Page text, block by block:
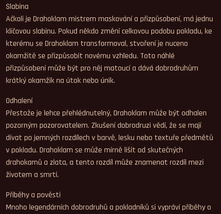
Slabina
Ačkoli je Drahoklam mistrem maskování a přizpůsobení, má jednu
klíčovou slabinu. Pokud někdo změní celkovou podobu pokladu, ke
kterému se Drahoklam transformoval, stvoření je nuceno
okamžitě se přizpůsobit novému vzhledu. Toto náhlé
přizpůsobení může být pro něj matoucí a dává dobrodruhům
krátký okamžik na útok nebo únik.
Odhalení
Přestože je lehce přehlédnutelný, Drahoklam může být odhalen
pozorným pozorovatelem. Zkušení dobrodruzi vědí, že se mají
dívat po jemných rozdílech v barvě, lesku nebo textuře předmětů
v pokladu. Drahoklam se může mírně lišit od skutečných
drahokamů a zlata, a tento rozdíl může znamenat rozdíl mezi
životem a smrtí.
Příběhy a pověsti
Mnoho legendárních dobrodruhů a pokladníků si vypráví příběhy o